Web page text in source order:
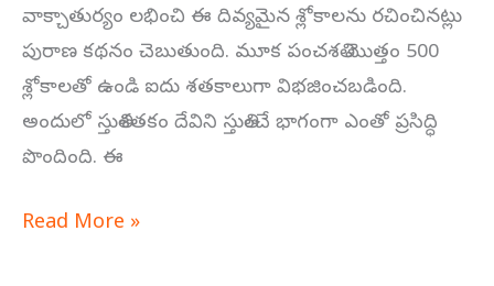
వాక్చాతుర్యం లభించి ఈ దివ్యమైన శ్లోకాలను రచించినట్లు
పురాణ కథనం చెబుతుంది. మూక పంచశతి మొత్తం 500
శ్లోకాలతో ఉండి ఐదు శతకాలుగా విభజించబడింది.
అందులో స్తుతిశతకం దేవిని స్తుతించే భాగంగా ఎంతో ప్రసిద్ధి
పొందింది. ఈ
Read More »